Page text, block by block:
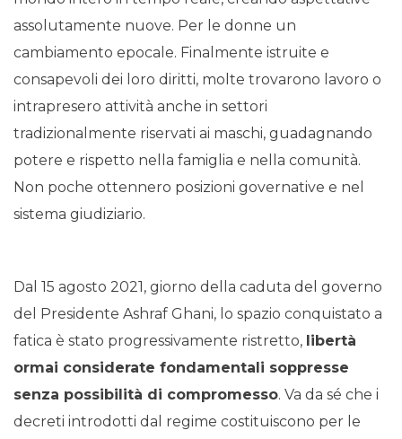
assolutamente nuove. Per le donne un
cambiamento epocale. Finalmente istruite e
consapevoli dei loro diritti, molte trovarono lavoro o
intrapresero attività anche in settori
tradizionalmente riservati ai maschi, guadagnando
potere e rispetto nella famiglia e nella comunità.
Non poche ottennero posizioni governative e nel
sistema giudiziario.
Dal 15 agosto 2021, giorno della caduta del governo
del Presidente Ashraf Ghani, lo spazio conquistato a
fatica è stato progressivamente ristretto, libertà
ormai considerate fondamentali soppresse
senza possibilità di compromesso. Va da sé che i
decreti introdotti dal regime costituiscono per le